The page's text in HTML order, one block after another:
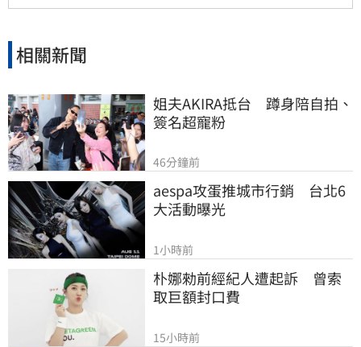
相關新聞
姐夫AKIRA抵台　蹲身陪自拍、
簽名超寵粉
46分鐘前
aespa攻蛋推城市行銷　台北6
大活動曝光
1小時前
朴娜勑前經紀人遭起訴　曾索
取巨額封口費
15小時前